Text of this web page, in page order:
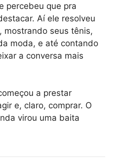
percebeu que pra
Aí ele resolveu
mostrando seus tênis,
moda, e até contando
a conversa mais
a prestar
e, claro, comprar. O
virou uma baita